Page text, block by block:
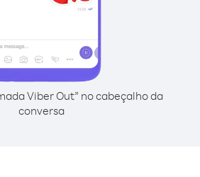
Viber Out” no cabeçalho da
conversa